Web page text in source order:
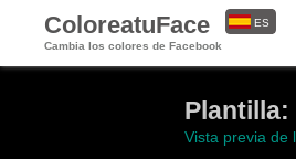
ColoreatuFace
Cambia los colores de Facebook
ES
Vista previa de